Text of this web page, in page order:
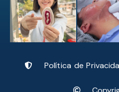
Política de